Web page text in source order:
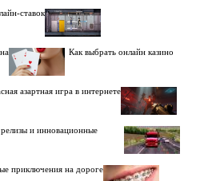
ставок
Как выбрать онлайн казино
азартная игра в интернете
и инновационные
приключения на дороге